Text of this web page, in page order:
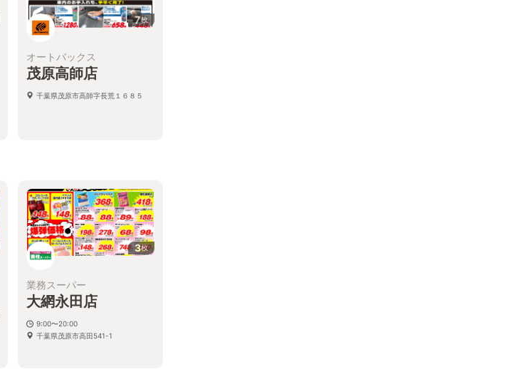
7枚
オートバックス
茂原高師店
千葉県茂原市高師字長荒１６８５
3枚
業務スーパー
大網永田店
9:00〜20:00
千葉県茂原市高田541-1